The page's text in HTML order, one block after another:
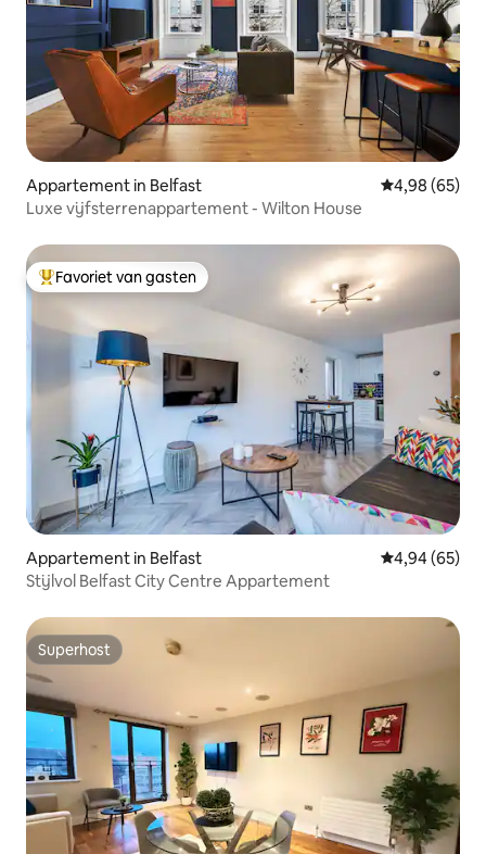
Appartement in Belfast Gemiddelde
4,98 (65)
Luxe vijfsterrenappartement - Wilton House
Topfavoriet van gasten
Favoriet van gasten
Appartement in Belfast Gemiddelde
4,94 (65)
Stijlvol Belfast City Centre Appartement
Superhost
Superhost